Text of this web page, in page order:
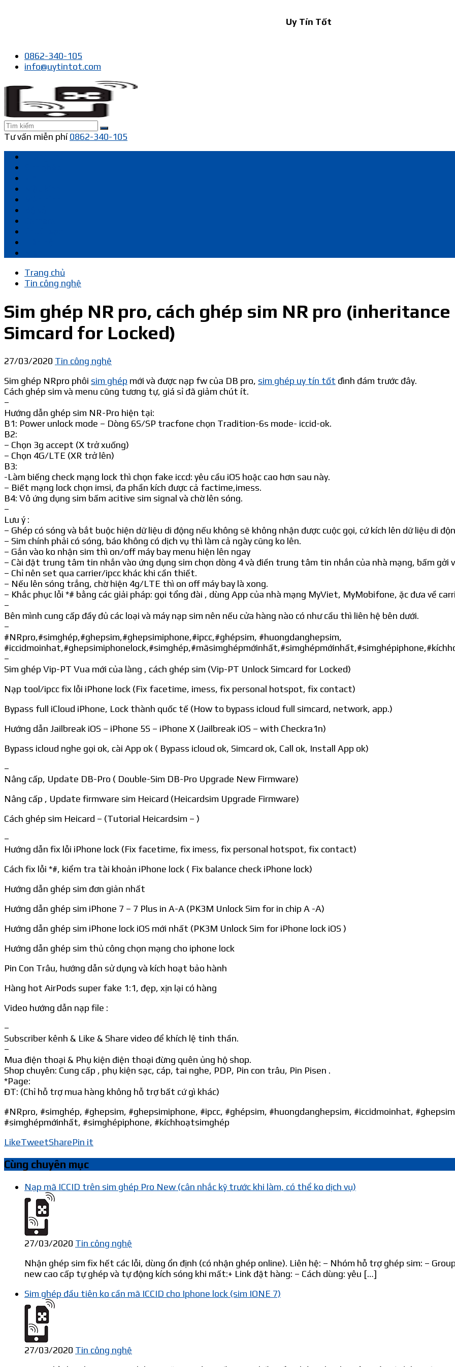
Uy Tín Tốt
0862-340-105
info@uytintot.com
Tư vấn miễn phí 0862-340-105
Trang chủ
Tin công nghệ
Sim ghép NR pro, cách ghép sim NR pro
Simcard for Locked)
27/03/2020 Tin công nghệ
Sim ghép NRpro phôi sim ghép mới và được nạp fw của DB pro, sim ghép uy tín tốt đình đám trước đây.
Cách ghép sim và menu cũng tương tự, giá sỉ đã giảm chút ít.
–
Hướng dẫn ghép sim NR-Pro hiện tại:
B1: Power unlock mode – Dòng 6S/SP tracfone chọn Tradition-6s mode- iccid-ok.
B2:
– Chọn 3g accept (X trở xuống)
– Chọn 4G/LTE (XR trở lên)
B3:
-Làm biếng check mạng lock thì chọn fake iccd: yêu cầu iOS hoặc cao hơn sau này.
– Biết mạng lock chọn imsi, đa phần kích được cả factime,imess.
B4: Vô ứng dụng sim bấm acitive sim signal và chờ lên sóng.
–
Lưu ý :
– Ghép có sóng và bắt buộc hiện dữ liệu di động nếu không sẽ không nhận được cuộc gọi, cứ kích lên dữ liệu di
– Sim chính phải có sóng, báo không có dịch vụ thì làm cả ngày cũng ko lên.
– Gắn vào ko nhận sim thì on/off máy bay menu hiện lên ngay
– Cài đặt trung tâm tin nhắn vào ứng dụng sim chọn dòng 4 và điền trung tâm tin nhắn của nhà mạng, bấm gởi
– Chỉ nên set qua carrier/ipcc khác khi cần thiết.
– Nếu lên sóng trắng, chờ hiện 4g/LTE thì on off máy bay là xong.
– Khắc phục lỗi *# bằng các giải pháp: gọi tổng đài , dùng App của nhà mạng MyViet, MyMobifone, ặc đưa về
–
Bên mình cung cấp đầy đủ các loại và máy nạp sim nên nếu cửa hàng nào có như cầu thì liên hệ bên dưới.
–
#NRpro,#simghép,#ghepsim,#ghepsimiphone,#ipcc,#ghépsim, #huongdanghepsim,
–
Sim ghép Vip-PT Vua mới của làng , cách ghép sim (Vip-PT Unlock Simcard for Locked)
Nạp tool/ipcc fix lỗi iPhone lock (Fix facetime, imess, fix personal hotspot, fix contact)
Bypass full iCloud iPhone, Lock thành quốc tế (How to bypass icloud full simcard, network, app.)
Hướng dẫn Jailbreak iOS – iPhone 5S – iPhone X (Jailbreak iOS – with Checkra1n)
Bypass icloud nghe gọi ok, cài App ok ( Bypass icloud ok, Simcard ok, Call ok, Install App ok)
–
Nâng cấp, Update DB-Pro ( Double-Sim DB-Pro Upgrade New Firmware)
Nâng cấp , Update firmware sim Heicard (Heicardsim Upgrade Firmware)
Cách ghép sim Heicard – (Tutorial Heicardsim – )
–
Hướng dẫn fix lỗi iPhone lock (Fix facetime, fix imess, fix personal hotspot, fix contact)
Cách fix lỗi *#, kiểm tra tài khoản iPhone lock ( Fix balance check iPhone lock)
Hướng dẫn ghép sim đơn giản nhất
Hướng dẫn ghép sim iPhone 7 – 7 Plus in A-A (PK3M Unlock Sim for in chip A -A)
Hướng dẫn ghép sim iPhone lock iOS mới nhất (PK3M Unlock Sim for iPhone lock iOS )
Hướng dẫn ghép sim thủ công chọn mạng cho iphone lock
Pin Con Trâu, hướng dẫn sử dụng và kích hoạt bảo hành
Hàng hot AirPods super fake 1:1, đẹp, xịn lại có hàng
Video hướng dẫn nạp file :
–
Subscriber kênh & Like & Share video để khích lệ tinh thần.
–
Mua điện thoại & Phụ kiện điện thoại đừng quên ủng hộ shop.
Shop chuyên: Cung cấp , phụ kiện sạc, cáp, tai nghe, PDP, Pin con trâu, Pin Pisen .
*Page:
ĐT: (Chỉ hỗ trợ mua hàng không hỗ trợ bất cứ gì khác)
#NRpro, #simghép, #ghepsim, #ghepsimiphone, #ipcc, #ghépsim, #huongdanghepsim, #iccidmoinhat, #ghepsimiphonelock, #simghép2020, #mãsimghépmớinhất,
#simghépmớinhất, #simghépiphone, #kíchhoạtsimghép
LikeTweetSharePin it
Cùng chuyên mục
Nạp mã ICCID trên sim ghép Pro New (cân nhắc kỹ trước khi làm, có thể ko dịch vụ)
27/03/2020 Tin công nghệ
Nhận ghép sim fix hết các lỗi, dùng ổn định (có nhận ghép online). Liên hệ: – Nhóm hỗ trợ ghép sim: –
new cao cấp tự ghép và tự động kích sóng khi mất:+ Link đặt hàng: – Cách dùng: yêu […]
Sim ghép đầu tiên ko cần mã ICCID cho Iphone lock (sim IONE 7)
27/03/2020 Tin công nghệ